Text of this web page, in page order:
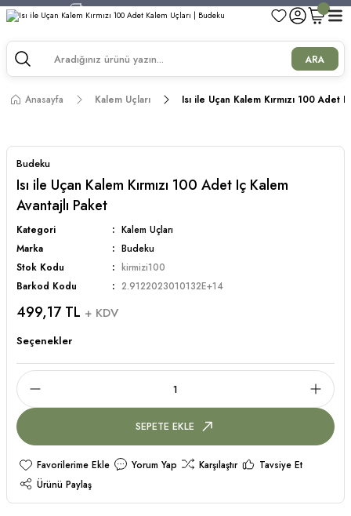
750 TL ve Üzeri Alışverişlerde Kargo Bedava!
750 TL ve Üzeri Alışverişlerde Kargo Bedava!
ARA
Anasayfa Kalem Uçları Isı ile Uçan Kalem Kırmızı 100 Adet
Budeku
Isı ile Uçan Kalem Kırmızı 100 Adet Iç Kalem
Avantajlı Paket
Kategori
Kalem Uçları
Marka
Budeku
Stok Kodu
kirmizi100
Barkod Kodu
2.9122023010132E+14
499,17 TL + KDV
Seçenekler
SEPETE EKLE
Yorum Yap Karşılaştır
Tavsiye Et
Ürünü Paylaş